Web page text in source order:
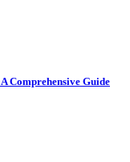
Comprehensive Guide